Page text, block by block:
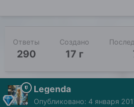
Ответы
290
Создано
17 г
Legenda
Опубликовано: 4 января